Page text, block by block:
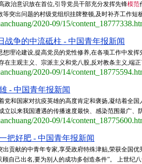
政治意识放在首位,引导党员干部充分发挥先锋模范
突出问题的村级党组织挂牌整顿,及时补齐工作
2020-09/15/
战争的中流砥柱 - 中国青年报新闻
想理论建设,提高党员的党性修养,在各项工作中发挥
在主观主义、宗派主义和党八股,反对教条主义,端
2020-09/14/
- 中国青年报新闻
党和国家对抗疫英雄的高度肯定和褒扬,凝结着全国
立以来我国遭遇的传播速度最快、感染范围最广
2020-09/14/
把好肥 - 中国青年报新闻
贡献的中青年专家,享受政府特殊津贴,荣获全国
顾自己出名,要为别人的成功多创造条件”。 上世